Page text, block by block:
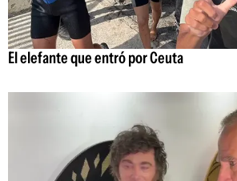
El elefante que entró por Ceuta